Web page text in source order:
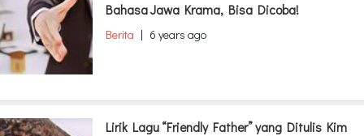
Bahasa Jawa Krama, Bisa Dicoba!
Berita | 6 years ago
Lirik Lagu “Friendly Father” yang Ditulis Kim